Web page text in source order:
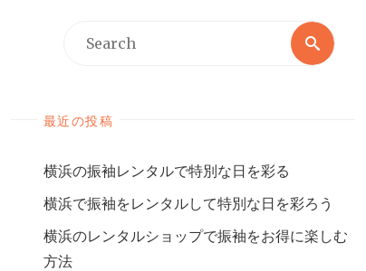
最近の投稿
横浜の振袖レンタルで特別な日を彩る
横浜で振袖をレンタルして特別な日を彩ろう
横浜のレンタルショップで振袖をお得に楽しむ
方法